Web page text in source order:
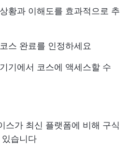
황과 이해도를 효과적으로 추
스 완료를 인정하세요
기에서 코스에 액세스할 수
스가 최신 플랫폼에 비해 구식
있습니다